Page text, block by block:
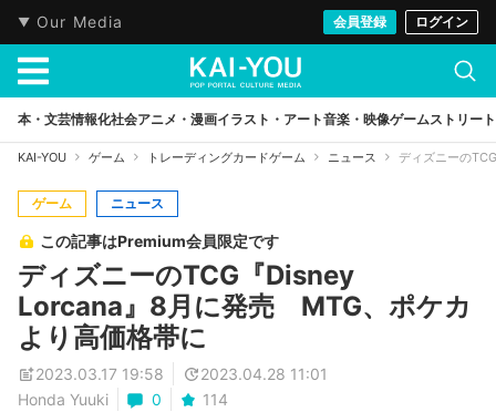
Our Media 会員登録 ログイン
本・文芸情報化社会アニメ・漫画イラスト・アート音楽・映像ゲームストリート
KAI-YOU ゲーム トレーディングカードゲーム ニュース ディズニーの
ゲーム ニュース
この記事はPremium会員限定です
ディズニーのTCG『Disney
Lorcana』8月に発売 MTG、ポケカ
より高価格帯に
2023.03.17 19:58
2023.04.28 11:01
Honda Yuuki
0 114